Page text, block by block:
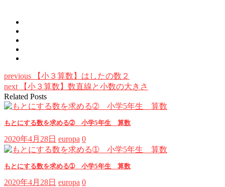
previous 【小３算数】はしたの数２
next 【小３算数】数直線と小数の大きさ
Related Posts
もとにする数を求める➁ 小学5年生 算数
2020年4月28日 europa 0
もとにする数を求める➀ 小学5年生 算数
2020年4月28日 europa 0